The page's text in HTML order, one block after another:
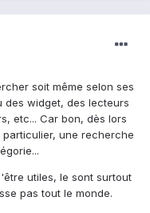
soit même selon ses
des widget, des lecteurs
etc... Car bon, dès lors
une recherche
utiles, le sont surtout
pas tout le monde.